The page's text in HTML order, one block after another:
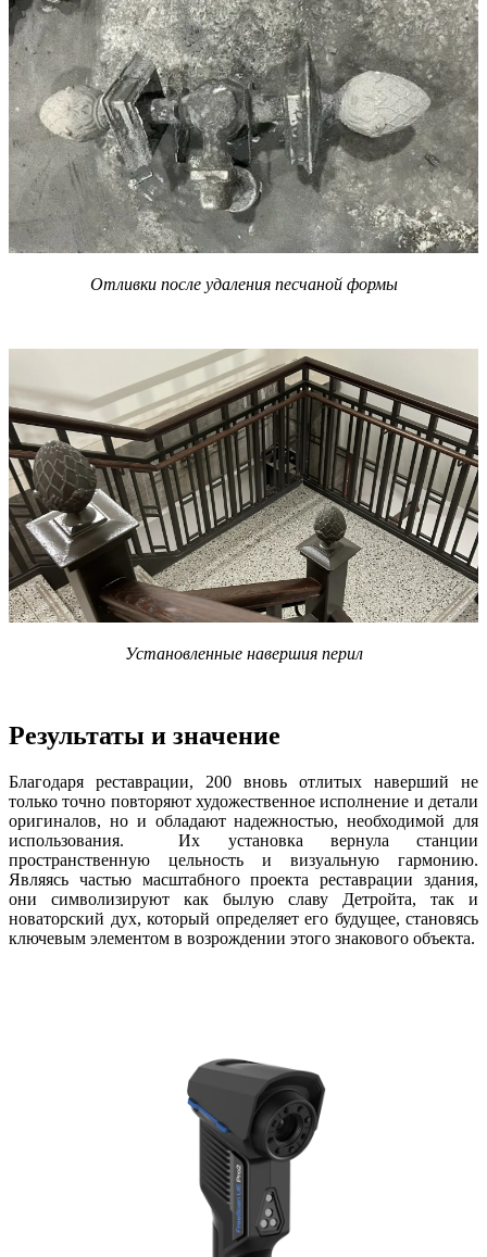
Отливки после удаления песчаной формы
Установленные навершия перил
Результаты и значение
Благодаря реставрации, 200 вновь отлитых наверший не
только точно повторяют художественное исполнение и детали
оригиналов, но и обладают надежностью, необходимой для
использования. Их установка вернула станции
пространственную цельность и визуальную гармонию.
Являясь частью масштабного проекта реставрации здания,
они символизируют как былую славу Детройта, так и
новаторский дух, который определяет его будущее, становясь
ключевым элементом в возрождении этого знакового объекта.